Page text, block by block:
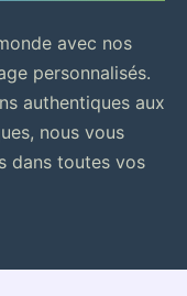
avec nos
personnalisés.
authentiques aux
nous vous
dans toutes vos